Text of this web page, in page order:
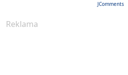
JComments
Reklama